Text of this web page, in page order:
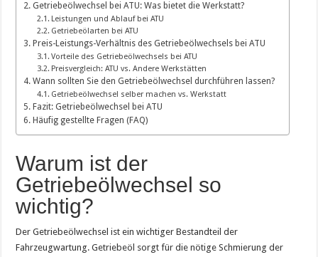
Getriebeölwechsel bei ATU: Was bietet die Werkstatt?
Leistungen und Ablauf bei ATU
Getriebeölarten bei ATU
Preis-Leistungs-Verhältnis des Getriebeölwechsels bei ATU
Vorteile des Getriebeölwechsels bei ATU
Preisvergleich: ATU vs. Andere Werkstätten
Wann sollten Sie den Getriebeölwechsel durchführen lassen?
Getriebeölwechsel selber machen vs. Werkstatt
Fazit: Getriebeölwechsel bei ATU
Häufig gestellte Fragen (FAQ)
Warum ist der
Getriebeölwechsel so
wichtig?
Der Getriebeölwechsel ist ein wichtiger Bestandteil der
Fahrzeugwartung. Getriebeöl sorgt für die nötige Schmierung der